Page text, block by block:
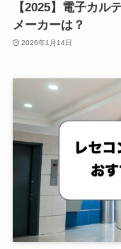
【2025】電子カル
メーカーは？
2026年1月14日